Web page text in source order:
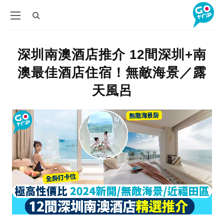
深圳南澳酒店推介 12間深圳+南
澳最佳酒店住宿！無敵海景／露
天風呂